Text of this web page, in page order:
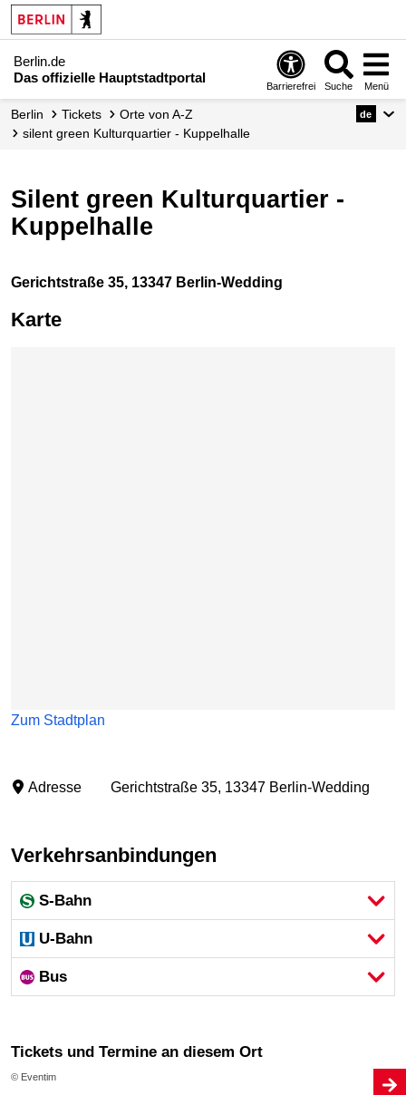
Berlin.de
Das offizielle Hauptstadtportal
Barrierefrei Suche Menü
Berlin Tickets
Orte von A-Z
silent green Kulturquartier - Kuppelhalle
de
silent green Kulturquartier -
Kuppelhalle
Gerichtstraße 35, 13347 Berlin-Wedding
Karte
Zum Stadtplan
Adresse Gerichtstraße 35, 13347 Berlin-Wedding
Verkehrsanbindungen
S-Bahn
U-Bahn
Bus
Tickets und Termine an diesem Ort
© Eventim